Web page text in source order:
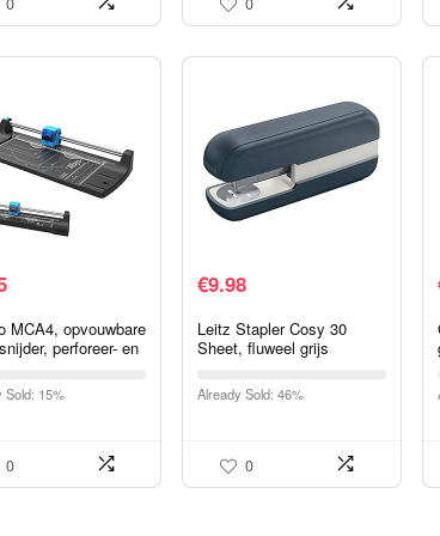
MCA4, opvouwbare
perforeer- en
Sold: 15%
0
€9.98
Leitz Stapler Cosy 30
Sheet, fluweel grijs
Already Sold: 46%
0